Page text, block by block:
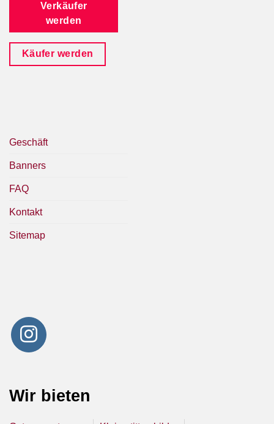
Verkäufer
werden
Käufer werden
Geschäft
Banners
FAQ
Kontakt
Sitemap
Wir bieten